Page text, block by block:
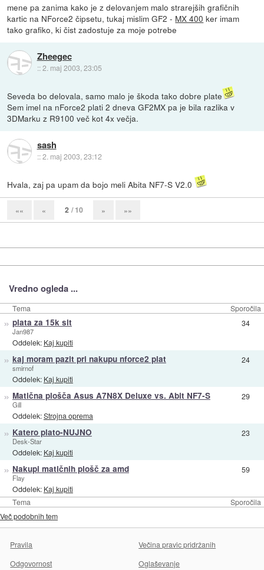
mene pa zanima kako je z delovanjem malo strarejših grafičnih
kartic na NForce2 čipsetu, tukaj mislim GF2 - MX 400 ker imam
tako grafiko, ki čist zadostuje za moje potrebe
Zheegec
::2. maj 2003, 23:05
Seveda bo delovala, samo malo je škoda tako dobre plate
Sem imel na nForce2 plati 2 dneva GF2MX pa je bila razlika v
3DMarku z R9100 več kot 4x večja.
sash
::2. maj 2003, 23:12
Hvala, zaj pa upam da bojo meli Abita NF7-S V2.0
«« « 2 / 10 » »»
Vredno ogleda ...
Tema Sporočila
Tema Sporočila
» plata za 15k sit
Jan987
Oddelek: Kaj kupiti
34
» kaj moram pazit pri nakupu nforce2 plat
smirnof
Oddelek: Kaj kupiti
24
» Matična plošča Asus A7N8X Deluxe vs. Abit NF7-S
Gill
Oddelek:Strojna oprema
29
» Katero plato-NUJNO
Desk-Star
Oddelek: Kaj kupiti
23
» Nakupi matičnih plošč za amd
Flay
Oddelek: Kaj kupiti
59
Več podobnih tem
Pravila
Večina pravic pridržanih
Odgovornost
Oglaševanje